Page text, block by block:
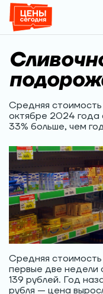
Средняя стоимость
октябре 2024 года
33% больше, чем
Средняя стоимость
первые две недели
139 рублей. Год
рубля — цена